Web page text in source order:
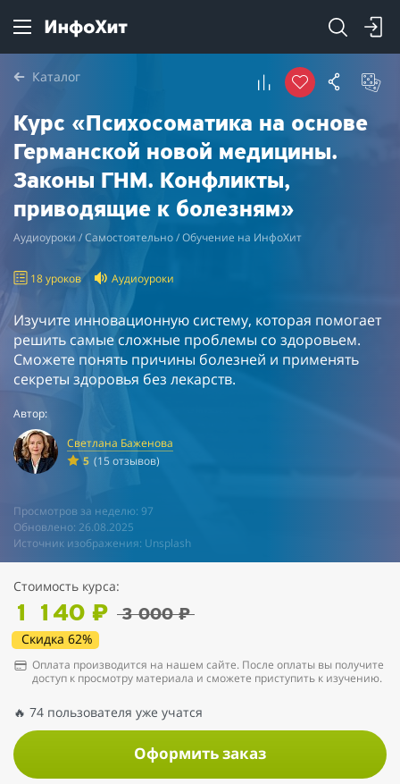
Каталог
Курс «Психосоматика на основе
Германской новой медицины.
Законы ГНМ. Конфликты,
приводящие к болезням»
Аудиоуроки / Самостоятельно / Обучение на ИнфоХит
18 уроков Аудиоуроки
Изучите инновационную систему, которая помогает
решить самые сложные проблемы со здоровьем.
Сможете понять причины болезней и применять
секреты здоровья без лекарств.
Автор:
Светлана Баженова
5 (15 отзывов)
Просмотров за неделю: 97
Обновлено: 26.08.2025
Источник изображения: Unsplash
Стоимость курса:
1 140 ₽ 3 000 ₽
Скидка 62%
Оплата производится на нашем сайте. После оплаты вы получите
доступ к просмотру материала и сможете приступить к изучению.
🔥 74 пользователя уже учатся
Оформить заказ